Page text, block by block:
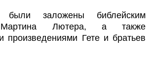
заложены библейским
Мартина Лютера, а также
произведениями Гете и братьев